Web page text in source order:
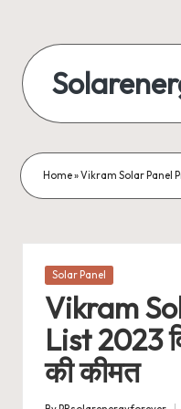
content
बिजली
Home»Vikram Solar Panel
Posted
Solar Panel
Vikram
List 2023
की कीमत